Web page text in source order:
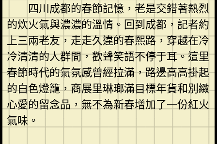
四川成都的春節記憶，老是交錯著熱烈
的炊火氣與濃濃的溫情。回到成都，記者約
上三兩老友，走走久違的春熙路，穿越在冷
冷清清的人群間，歡聲笑語不停于耳。這里
春節時代的氣氛感曾經拉滿，路邊高高掛起
的白色燈籠，商展里琳瑯滿目標年貨和別緻
心愛的留念品，無不為新春增加了一份紅火
氣味。